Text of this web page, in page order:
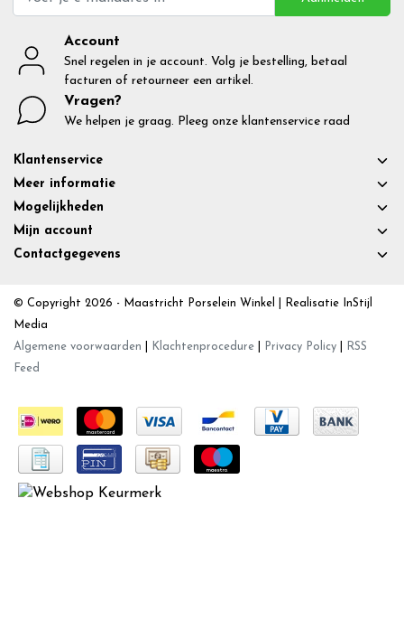
Account
Snel regelen in je account. Volg je bestelling, betaal
facturen of retourneer een artikel.
Vragen?
We helpen je graag. Pleeg onze klantenservice raad
Klantenservice
Meer informatie
Mogelijkheden
Mijn account
Contactgegevens
© Copyright 2026 - Maastricht Porselein Winkel | Realisatie InStijl
Media
Algemene voorwaarden
Klachtenprocedure Privacy Policy
RSS
Feed